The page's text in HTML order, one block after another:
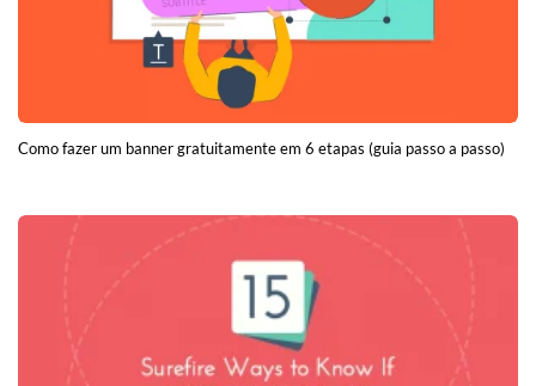
Como fazer um banner gratuitamente em 6 etapas (guia passo a passo)